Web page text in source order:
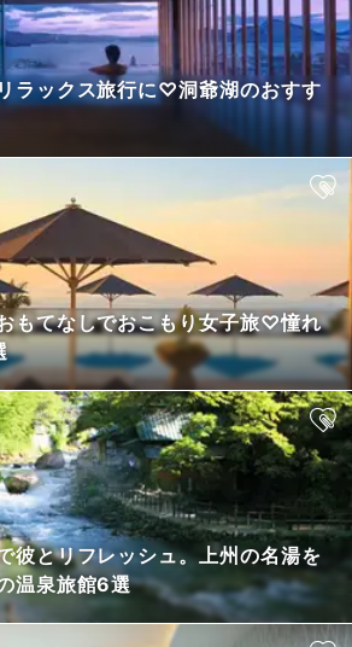
ラックス旅行に♡洞爺湖のおすす
もてなしでおこもり女子旅♡憧れ
彼とリフレッシュ。上州の名湯を
温泉旅館6選